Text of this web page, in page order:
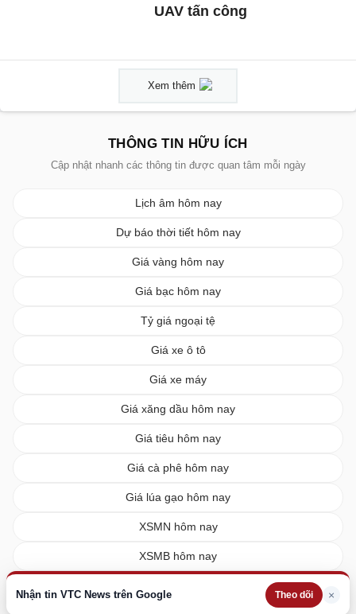
Nhận tin VTC News trên Google Theo dõi ×
UAV tấn công
Xem thêm
THÔNG TIN HỮU ÍCH
Cập nhật nhanh các thông tin được quan tâm mỗi ngày
Lịch âm hôm nay
Dự báo thời tiết hôm nay
Giá vàng hôm nay
Giá bạc hôm nay
Tỷ giá ngoại tệ
Giá xe ô tô
Giá xe máy
Giá xăng dầu hôm nay
Giá tiêu hôm nay
Giá cà phê hôm nay
Giá lúa gạo hôm nay
XSMN hôm nay
XSMB hôm nay